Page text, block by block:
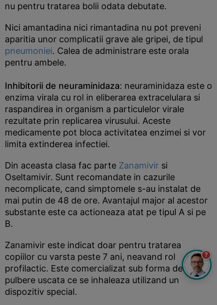
nu pentru tratarea bolii odata debutate.
Nici amantadina nici rimantadina nu pot preveni
aparitia unor complicatii grave ale gripei, de tipul
pneumoniei. Calea de administrare este orala
pentru ambele.
Inhibitorii de neuraminidaza: neuraminidaza este o
enzima virala cu rol in eliberarea extracelulara si
raspandirea in organism a particulelor virale
rezultate prin replicarea virusului. Aceste
medicamente pot bloca activitatea enzimei si vor
limita extinderea infectiei.
Din aceasta clasa fac parte Zanamivir si
Oseltamivir. Sunt recomandate in cazurile
necomplicate, cand simptomele s-au instalat de
mai putin de 48 de ore. Avantajul major al acestor
substante este ca actioneaza atat pe tipul A si pe
B.
Zanamivir este indicat doar pentru tratarea
copiilor cu varsta peste 7 ani, neavand rol
profilactic. Este comercializat sub forma de
pulbere uscata ce se inhaleaza utilizand un
dispozitiv special.
?